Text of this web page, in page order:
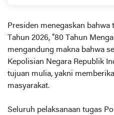
‎Presiden menegaskan
Tahun 2026, “80 Tahun
mengandung makna bahwa
Kepolisian Negara Republik
tujuan mulia, yakni
masyarakat.
‎Seluruh pelaksanaan tugas